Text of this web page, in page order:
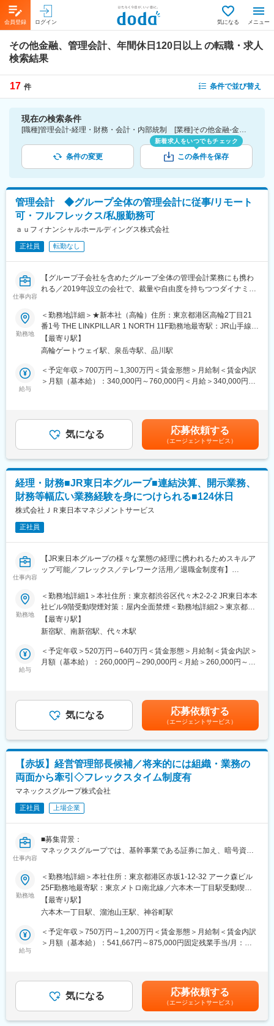
会員登録 ログイン 気になる メニュー
その他金融、管理会計、年間休日120日以上 の転職・求人
検索結果
17 件 条件で並び替え
現在の検索条件
[職種]管理会計-経理・財務・会計・内部統制 [業種]その他金融-金融業界 [こだわり条件ピックアップ]年間休日120日以上 [詳細条件](休日・働き方)年間休日120日以上
条件の変更
新着求人をいつでもチェック
この条件を保存
管理会計 ◆グループ全体の管理会計に従事/リモート
可・フルフレックス/私服勤務可
ａｕフィナンシャルホールディングス株式会社
正社員 転勤なし
仕事内容
【グループ子会社を含めたグループ全体の管理会計業務にも携わ
れる／2019年設立の会社で、裁量や自由度を持ちつつダイナミッ
当社の経営企画部にて、単体およびグループ連結の予実管理・分
析等の経営管理・管理会計業務にご従事いただきます。当社は金
融持株会社という組織形態であることから、当社における経営管
理業務に加えて、グループ子会社を含めたグループ全体の管理会
計業務の効率化・高度化にも従事することが可能です。
＜業務の具体例＞
・自社・グループ会社全体の予実管理、予実分析
・財務面からの経営陣の意思決定サポート業務全般
※上記は一例です。ご本人の適性、ご経験、ご希望を考慮して業務
横断しながらグループ全体の成長を支援しています。当社の経営
企画部は事業会社の経営企画部とは異なり、親会社のKDDIとも向
き合いながら、いかにしてグループ全体で大きなシナジーを創出
できるか、いかにしてau経済圏を拡大できるかがミッション・役
割となります。
■同社の魅力
【中途入社社員が活躍できる環境】
中途採用比率は100%、また管理職に占めるプロパー（中途入社）
社員の割合は約9割であることから、プロパー社員が中心となり組
織を運営しています。
に応じて昇格が叶う環境です。
【組織基盤の安定性と裁量の大きさの両立】
親会社がKDDIという組織基盤の安定性からアセットが潤沢である
一方、組織は小規模でありボードメンバーとの距離も近いため、
ーに対して積極的に提言することが可能です。
また、上意下達な雰囲気は希薄で、社員に対して意見・提案を求
勤務地
＜勤務地詳細＞★新本社（高輪）住所：東京都港区高輪2丁目21
番1号 THE LINKPILLAR 1 NORTH 11F勤務地最寄駅：JR山手線／
高輪ゲートウェイ駅受動喫煙対策：屋内全面禁煙変更の範囲：会
社の定める事業所（リモートワーク含む）
【最寄り駅】
高輪ゲートウェイ駅、泉岳寺駅、品川駅
給与
＜予定年収＞700万円～1,300万円＜賃金形態＞月給制＜賃金内訳
＞月額（基本給）：340,000円～760,000円＜月給＞340,000円～
12月）■昇給：年１回（4月）賃金はあくまでも目安の金額であ
り、選考を通じて上下する可能性があります。月給(月額)は固定手
当を含めた表記です。
気になる 応募依頼する
（エージェントサービス）
経理・財務■JR東日本グループ■連結決算、開示業務、
財務等幅広い業務経験を身につけられる■124休日
株式会社ＪＲ東日本マネジメントサービス
正社員
仕事内容
【JR東日本グループの様々な業態の経理に携われるためスキルア
ップ可能／フレックス／テレワーク活用／退職金制度有】
■業務内容：
ご入社いただいた方には総合職としてJR東日本グループ会社の経
理・財務業務を担って頂きます。
・日次業務（売上・仕入計上、一般管理費計上、請求書発行
等）
・月次業務（振替仕訳、残高確認、減価償却 等）
・四半期・年次業務（上記業務に加え、消費税、法人税等計算、
（班長職に指定された場合）などにも携わって頂きます。
経理として連結決算、開示業務、財務等幅広い業務経験を身につ
験を積むことができる環境です。
■入社後の流れ
入社後は１週間の新入社員研修を経ていただきます。研修終了後
は各拠点に着任していただき、自身のMBOを設定し、上司と連携
しながら担当グループ各社の決算業務をお任せします。
■魅力ポイント
実務経験を積んでいただいた後、複数名のチームリーダーとして
マネジメント経験を積むことができます。また、JR東日本グルー
です。将来的に「財務のプロ」として、以下の業務に携わること
も可能です。
◇JR東日本の単体決算、連結決算業務（有価証券報告書等の開示
資料作成を含む）
ープ再編に伴う対応
◇JR東日本グループ全体の資金管理業務
当社はJR東日本およびグループ会社等の経理財務の業務受託企業
です。所属するJR東日本グループは鉄道を中心とした運輸事業だ
けでなく、流通・サービス、不動産・ホテル事業等幅広い事業を
勤務地
＜勤務地詳細1＞本社住所：東京都渋谷区代々木2-2-2 JR東日本本
社ビル9階受動喫煙対策：屋内全面禁煙＜勤務地詳細2＞東京都内
オフィス住所：東京都23区内 受動喫煙対策：屋内全面禁煙変更の
範囲：会社の定める事業所（リモートワーク含む）
【最寄り駅】
新宿駅、南新宿駅、代々木駅
給与
＜予定年収＞520万円～640万円＜賃金形態＞月給制＜賃金内訳＞
月額（基本給）：260,000円～290,000円＜月給＞260,000円～
ジャー）630万円総合職（主任）520万円賃金はあくまでも目安の
金額であり、選考を通じて上下する可能性があります。月給(月額)
は固定手当を含めた表記です。
気になる 応募依頼する
（エージェントサービス）
【赤坂】経営管理部長候補／将来的には組織・業務の
両面から牽引◇フレックスタイム制度有
マネックスグループ株式会社
正社員 上場企業
仕事内容
■募集背景：
マネックスグループでは、基幹事業である証券に加え、暗号資産
会計・税務面での検討事項が増加しています。加えて、子会社で
あるCoincheck Group Inc.のNASDAQ上場をはじめ海外関連会社
が増える中、グループとしてM&Aの実行（財務・税務DD）や買収
後のPMIにも継続的に取り組んでいます。こうした状況を踏ま
え、海外関連案件を中心に実務をリードいただける人材を募集し
ます。将来的には5～6名規模のチームマネジメントを担い、中長
期的には経営管理部長として組織・業務の両面から牽引いただく
経営管理部の部長候補として、以下の業務をご担当いただきま
す。
・月次・年次決算業務、予算管理、各種税務申告業務
勤務地
＜勤務地詳細＞本社住所：東京都港区赤坂1-12-32 アーク森ビル
25F勤務地最寄駅：東京メトロ南北線／六本木一丁目駅受動喫煙
対策：敷地内喫煙可能場所あり
【最寄り駅】
六本木一丁目駅、溜池山王駅、神谷町駅
給与
＜予定年収＞750万円～1,200万円＜賃金形態＞月給制＜賃金内訳
＞月額（基本給）：541,667円～875,000円固定残業手当/月：
昇給：年1回賞与：年2回（会社業績・個人評価に応じて決定）※
想定年収には以下を含む・残業代：月30時間分（別途支給分を想
定した金額）・賞与（年2回）：業績および個人評価に応じて支給
※実際の年収は、業績や就業実績に応じて変動する可能性がありま
気になる 応募依頼する
（エージェントサービス）